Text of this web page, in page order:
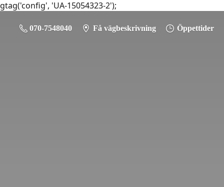
gtag('config', 'UA-15054323-2');
070-7548040 Få vägbeskrivning Öppettider